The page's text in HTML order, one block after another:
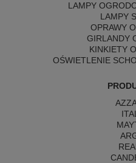
LAMPY
LAMPY
OPRAWY
GIRLANDY
KINKIETY
OŚWIETLENIE